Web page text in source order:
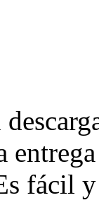
fácil